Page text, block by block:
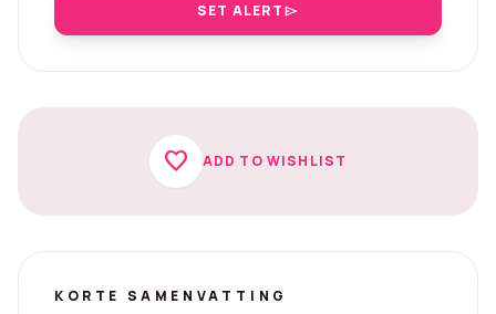
SET ALERTsend
favorite ADD TO WISHLIST
KORTE SAMENVATTING